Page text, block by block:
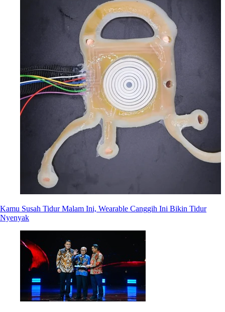
Kamu Susah Tidur Malam Ini, Wearable Canggih Ini Bikin Tidur
Nyenyak